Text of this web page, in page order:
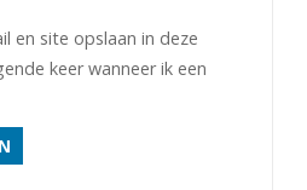
en site opslaan in deze
keer wanneer ik een